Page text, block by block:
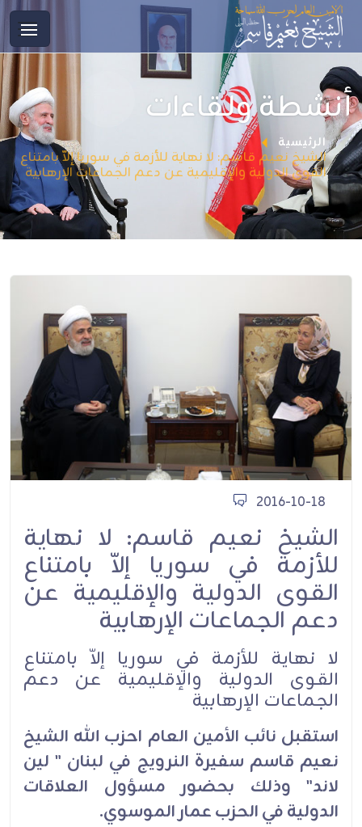
أنشطة ولقاءات
الرئيسية
الشيخ نعيم قاسم: لا نهاية للأزمة في سوريا إلاّ بامتناع
القوى الدولية والإقليمية عن دعم الجماعات الإرهابية
2016-10-18
الشيخ نعيم قاسم: لا نهاية
للأزمة في سوريا إلاّ بامتناع
القوى الدولية والإقليمية عن
دعم الجماعات الإرهابية
لا نهاية للأزمة في سوريا إلاّ بامتناع
القوى الدولية والإقليمية عن دعم
الجماعات الإرهابية
استقبل نائب الأمين العام احزب الله الشيخ
نعيم قاسم سفيرة النرويج في لبنان " لين
لاند" وذلك بحضور مسؤول العلاقات
الدولية في الحزب عمار الموسوي.